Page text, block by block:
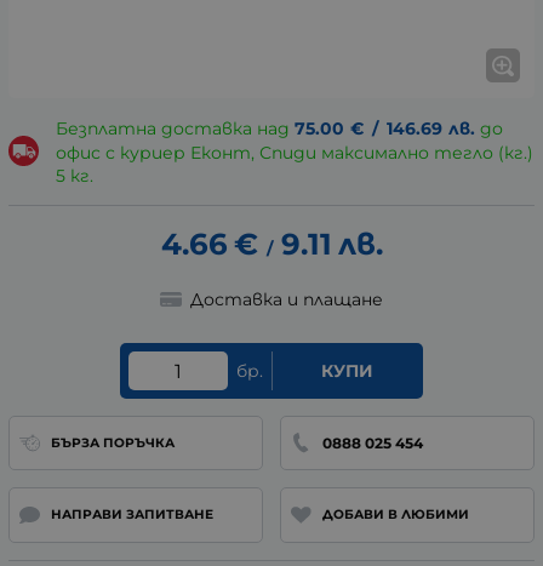
Безплатна доставка над 75.00 € / 146.69 лв. до
офис с куриер Еконт, Спиди максимално тегло (кг.)
5 кг.
4.66 € / 9.11 лв.
Доставка и плащане
бр. КУПИ
БЪРЗА ПОРЪЧКА 0888 025 454
НАПРАВИ ЗАПИТВАНЕ ДОБАВИ В ЛЮБИМИ